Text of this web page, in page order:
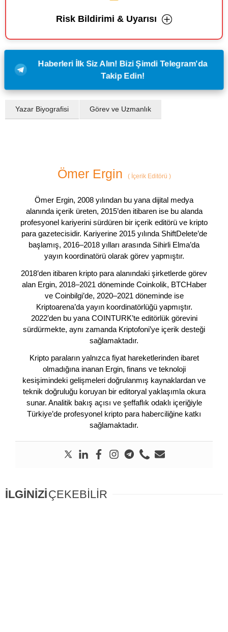
Risk Bildirimi & Uyarısı
Haberleri İlk Siz Alın! Bizi Şimdi Telegram'da
Takip Edin!
Yazar Biyografisi Görev ve Uzmanlık
Ömer Ergin (İçerik Editörü )
Ömer Ergin, 2008 yılından bu yana dijital medya
alanında içerik üreten, 2015’den itibaren ise bu alanda
profesyonel kariyerini sürdüren bir içerik editörü ve kripto
para gazetecisidir. Kariyerine 2015 yılında ShiftDelete’de
başlamış, 2016–2018 yılları arasında Sihirli Elma’da
yayın koordinatörü olarak görev yapmıştır.
2018’den itibaren kripto para alanındaki şirketlerde görev
alan Ergin, 2018–2021 döneminde Coinkolik, BTCHaber
ve Coinbilgi’de, 2020–2021 döneminde ise
Kriptoarena’da yayın koordinatörlüğü yapmıştır.
2022’den bu yana COINTURK’te editörlük görevini
sürdürmekte, aynı zamanda Kriptofoni’ye içerik desteği
sağlamaktadır.
Kripto paraların yalnızca fiyat hareketlerinden ibaret
olmadığına inanan Ergin, finans ve teknoloji
kesişimindeki gelişmeleri doğrulanmış kaynaklardan ve
teknik doğruluğu koruyan bir editoryal yaklaşımla okura
sunar. Analitik bakış açısı ve şeffaflık odaklı içeriğiyle
Türkiye’de profesyonel kripto para haberciliğine katkı
sağlamaktadır.
İLGİNİZİÇEKEBİLİR